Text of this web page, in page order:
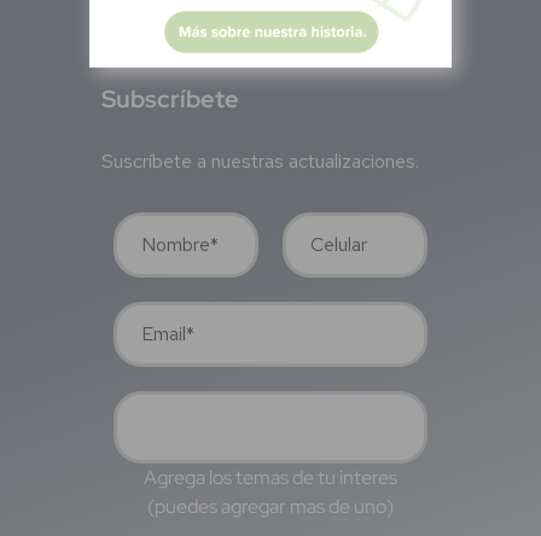
Subscríbete
Suscríbete a nuestras actualizaciones.
Agrega los temas de tu interes
(puedes agregar mas de uno)